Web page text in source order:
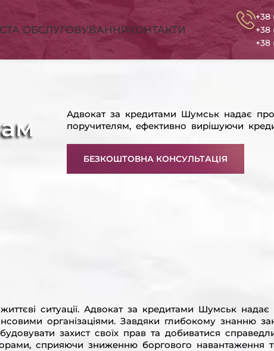
ОБСЛУГОВУВАННЯКОНТАКТИ
+38
+38
+38
Адвокат за кредитами Шумськ надає
поручителям, ефективно вирішуючи
БЕЗКОШТОВНА КОНСУЛЬТАЦІЯ
ситуації. Адвокат за кредитами Шумськ
організаціями. Завдяки глибокому знанню
захист своїх прав та добиватися
сприяючи зниженню боргового навантаження